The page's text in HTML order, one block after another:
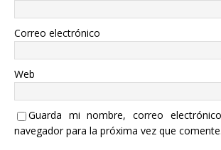
Correo electrónico
Web
Guarda mi nombre, correo
navegador para la próxima vez que comente.